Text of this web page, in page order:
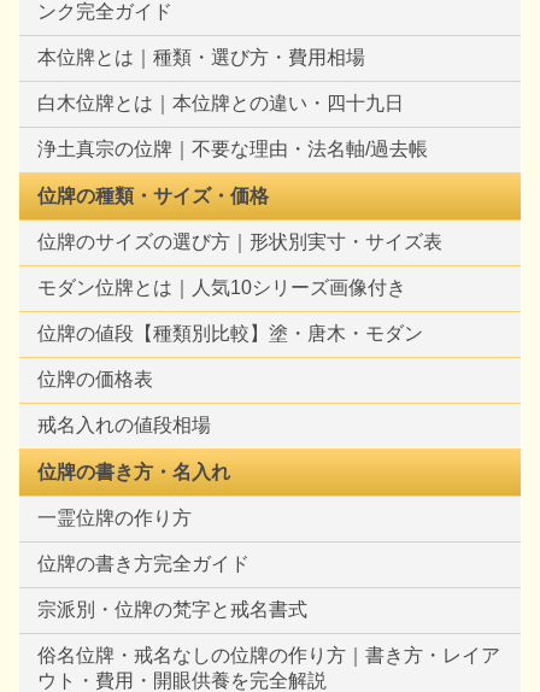
ンク完全ガイド
本位牌とは｜種類・選び方・費用相場
白木位牌とは｜本位牌との違い・四十九日
浄土真宗の位牌｜不要な理由・法名軸/過去帳
位牌の種類・サイズ・価格
位牌のサイズの選び方｜形状別実寸・サイズ表
モダン位牌とは｜人気10シリーズ画像付き
位牌の値段【種類別比較】塗・唐木・モダン
位牌の価格表
戒名入れの値段相場
位牌の書き方・名入れ
一霊位牌の作り方
位牌の書き方完全ガイド
宗派別・位牌の梵字と戒名書式
俗名位牌・戒名なしの位牌の作り方｜書き方・レイア
ウト・費用・開眼供養を完全解説